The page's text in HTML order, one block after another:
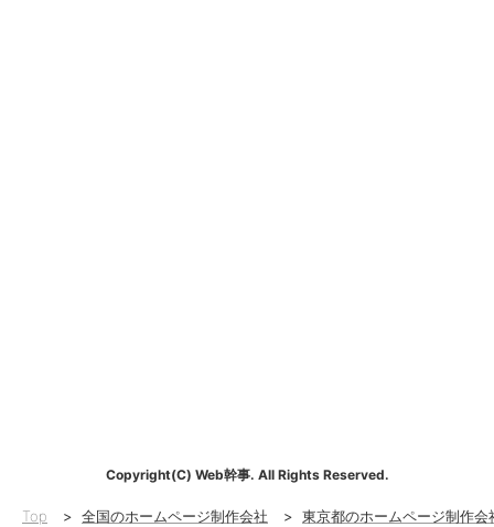
Copyright(C) Web幹事. All Rights Reserved.
Top > 全国のホームページ制作会社 > 東京都のホームページ制作会